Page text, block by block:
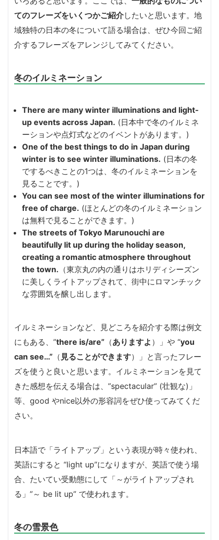
てのフレーズをいくつかご紹介したいと思います。地
域独特の日本の冬について語る場合は、ぜひ今回ご紹
介するフレーズをアレンジしてみてください。
冬のイルミネーション
There are many winter illuminations and light-
up events across Japan. (日本中で冬のイルミネ
ーションや点灯式などのイベントがあります。)
One of the best things to do in Japan during
winter is to see winter illuminations. (日本の冬
でするべきことの1つは、冬のイルミネーションを
見ることです。)
You can see most of the winter illuminations for
free of charge. (ほとんどの冬のイルミネーション
は無料で見ることができます。)
The streets of Tokyo Marunouchi are
beautifully lit up during the holiday season,
creating a romantic atmosphere throughout
the town. （東京丸の内の通りはホリディシーズン
に美しくライトアップされて、街中にロマンチック
な雰囲気を醸し出します。
イルミネーションなど、見どころを紹介する際は例文
にもある、”there is/are” （ありますよ ）」や “you
can see…” （ 見ることができます）」と言ったフレー
ズを使うと良いと思います。イルミネーションを見て
きた感想を伝える場合は、”spectacular” (壮観な)」
等、good やnice以外の形容詞をぜひ使ってみてくだ
さい。
日本語で「ライトアップ」という表現が時々使われ、
英語にすると “light up”になりますが、英語で使う場
合、たいてい受動態にして「～がライトアップされ
る」”～ be lit up” で使われます。
冬の雪景色